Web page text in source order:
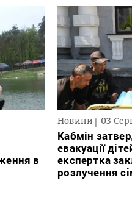
в
Новини 03
Кабмін
евакуації
експертка
розлучення